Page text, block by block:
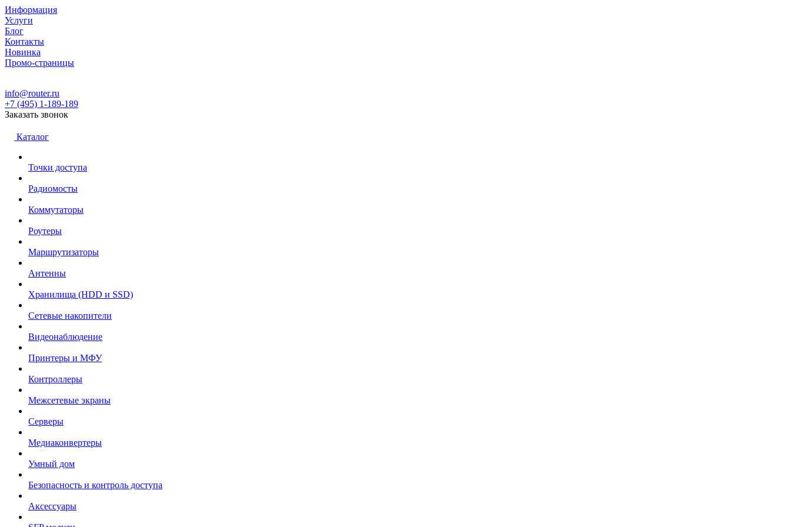
Информация
Услуги
Блог
Контакты
Новинка
Промо-страницы
info@router.ru
+7 (495) 1-189-189
Заказать звонок
Каталог
Точки доступа
Радиомосты
Коммутаторы
Роутеры
Маршрутизаторы
Антенны
Хранилища (HDD и SSD)
Сетевые накопители
Видеонаблюдение
Принтеры и МФУ
Контроллеры
Межсетевые экраны
Серверы
Медиаконвертеры
Умный дом
Безопасность и контроль доступа
Аксессуары